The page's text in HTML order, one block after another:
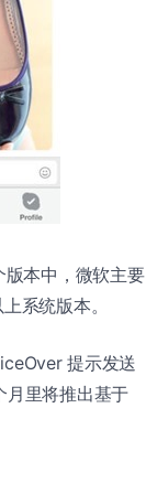
版本中，微软主要
系统版本。
提示发送
月里将推出基于